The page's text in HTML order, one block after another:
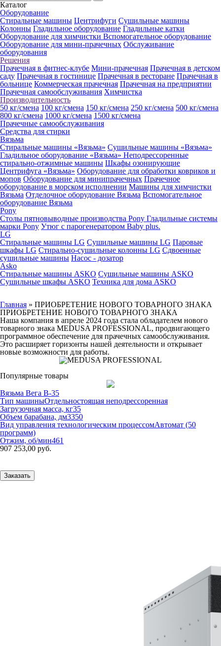
Каталог
Оборудование
Стиральные машины Центрифуги Сушильные машины
Колонны Гладильное оборудование Гладильные катки
Оборудование для химчистки Вспомогательное оборудование
Оборудование для мини-прачечных Обслуживание
оборудования
Решения
Прачечная в фитнес-клубе Мини-прачечная Прачечная в детском
саду Прачечная в гостинице Прачечная в ресторане Прачечная в
больнице Коммерческая прачечная Прачечная на предприятии
Прачечная самообслуживания Химчистка
Производительность
50 кг/смена 100 кг/смена 150 кг/смена 250 кг/смена 500 кг/смена
800 кг/смена 1000 кг/смена 1500 кг/смена
Прачечные самообслуживания
Средства для стирки
Вязьма
Стиральные машины «Вязьма» Сушильные машины «Вязьма»
Гладильное оборудование «Вязьма» Неподрессоренные
стирально-отжимные машины Шкафы озонирующие
Центрифуга «Вязьма» Оборудование для обработки ковриков и
мопов Оборудование для минипрачечных Прачечное
оборудование в морском исполнении Машины для химчистки
Вязьма Отделочное оборудование Вязьма Вспомогательное
оборудование Вязьма
Pony
Столы пятновыводные производства Pony Гладильные системы
марки Pony Утюг с парогенератором Baby plus.
LG
Стиральные машины LG Сушильные машины LG Паровые
шкафы LG Стирально-сушильные колонны LG Сдвоенные
сушильные машины Насос - дозатор
Asko
Стиральные машины ASKO Сушильные машины ASKO
Сушильные шкафы ASKO Техника для дома ASKO
Главная » ПРИОБРЕТЕНИЕ НОВОГО ТОВАРНОГО ЗНАКА
ПРИОБРЕТЕНИЕ НОВОГО ТОВАРНОГО ЗНАКА
Наша компания в апреле 2024 года стала обладателем нового
товарного знака MEDUSA PROFESSIONAL, продвигающего
программное обеспечение для прачечных самообслуживания.
Это расширяет горизонты нашей деятельности и открывает
новые возможности для работы.
Популярные товары
Вязьма Вега В-35
Тип машиныОтдельностоящая неподрессоренная
Загрузочная масса, кг35
Объем барабана, дм3350
Вид управления технологическим процессомАвтомат (50
программ)
Отжим, об/мин461
907 253,00 руб.
Заказать